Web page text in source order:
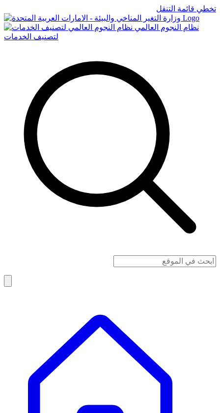
تخطي قائمة التنقل
Logo
نظام النجوم العالمي
لتصنيف الخدمات